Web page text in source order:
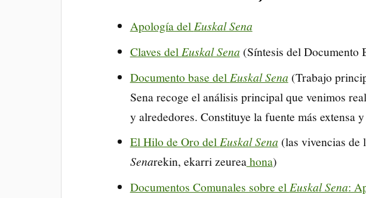
Apología del Euskal Sena
Claves del Euskal Sena (Síntesis del Documento
Documento base del Euskal Sena (Trabajo
Sena recoge el análisis principal que venimos
y alrededores. Constituye la fuente más extensa
El Hilo de Oro delEuskal Sena (las vivencias de
Senarekin, ekarri zeureahona)
Documentos Comunales sobre el Euskal Sena: